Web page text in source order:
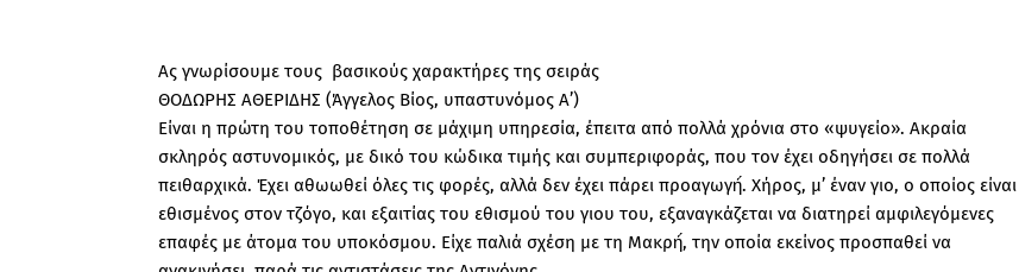
Ας γνωρίσουμε τους βασικούς χαρακτήρες της σειράς
ΘΟΔΩΡΗΣ ΑΘΕΡΙΔΗΣ (Άγγελος Βίος, υπαστυνόμος Α’)
Είναι η πρώτη του τοποθέτηση σε μάχιμη υπηρεσία, έπειτα από πολλά χρόνια στο «ψυγείο». Ακραία
σκληρός αστυνομικός, με δικό του κώδικα τιμής και συμπεριφοράς, που τον έχει οδηγήσει σε πολλά
πειθαρχικά. Έχει αθωωθεί όλες τις φορές, αλλά δεν έχει πάρει προαγωγή́. Χήρος, μ’ έναν γιο, ο οποίος είναι
εθισμένος στον τζόγο, και εξαιτίας του εθισμού του γιου του, εξαναγκάζεται να διατηρεί αμφιλεγόμενες
επαφές με άτομα του υποκόσμου. Είχε παλιά σχέση με τη Μακρή́, την οποία εκείνος προσπαθεί να